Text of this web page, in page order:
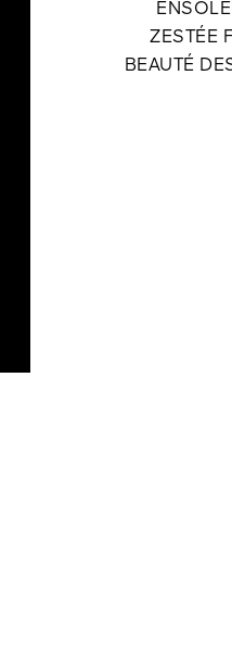
ZESTÉE
BEAUTÉ